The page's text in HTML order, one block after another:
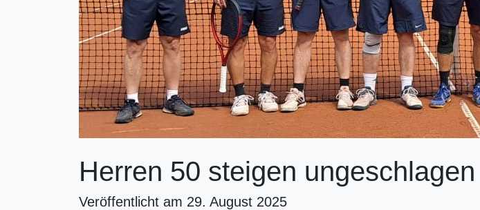
Herren 50 steigen
Veröffentlicht am 29. August 2025